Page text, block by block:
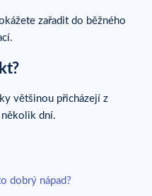
zařadit do běžného
většinou přicházejí z
dní.
dobrý nápad?